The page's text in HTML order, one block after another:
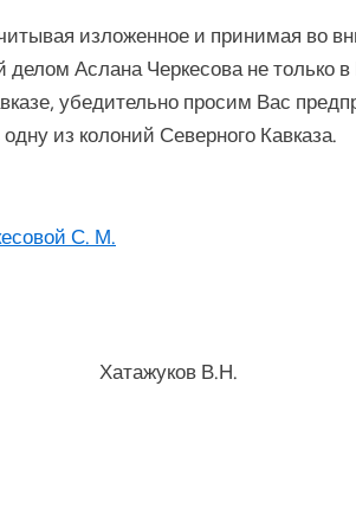
изложенное и принимая во
Аслана Черкесова не только
убедительно просим Вас
из колоний Северного Кавказа.
С. М.
В.Н.